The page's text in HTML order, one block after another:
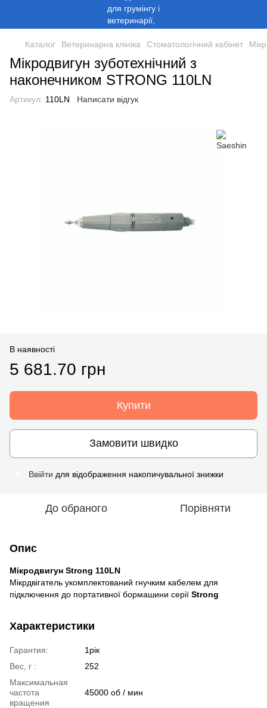
Каталог Ветеринарна клініка Стоматологічний кабінет
Мікродвигун зуботехнічний з
наконечником STRONG 110LN
Артикул: 110LN Написати відгук
В наявності
5 681.70 грн
Купити
Замовити швидко
Ввійти для відображення накопичувальної знижки
До обраного Порівняти
Опис
Мікродвигун Strong 110LN
Мікрдвігатель укомплектований гнучким кабелем для
підключення до портативної бормашини серії Strong
Характеристики
Гарантия:
1рік
Вес, г :
252
Максимальная
частота
вращения
45000 об / мин